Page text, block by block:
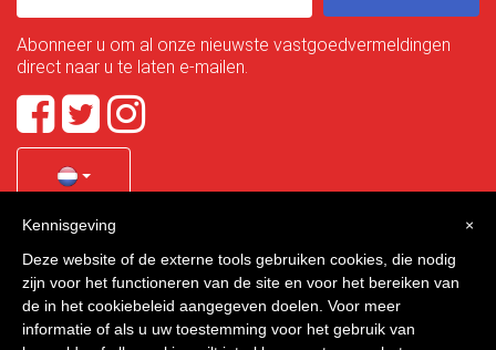
Abonneer u om al onze nieuwste vastgoedvermeldingen
direct naar u te laten e-mailen.
Quality Homes Costa Calida
is a registered trademark of
La Manga Holiday Home SL duly registered with CIF / tax
no. B-30750053 and address: Bella Luz 07-05, 30389 La
Manga Club, Cartagena, Murcia, Spain.
×
Kennisgeving
Deze website of de externe tools gebruiken cookies, die nodig
zijn voor het functioneren van de site en voor het bereiken van
de in het cookiebeleid aangegeven doelen. Voor meer
informatie of als u uw toestemming voor het gebruik van